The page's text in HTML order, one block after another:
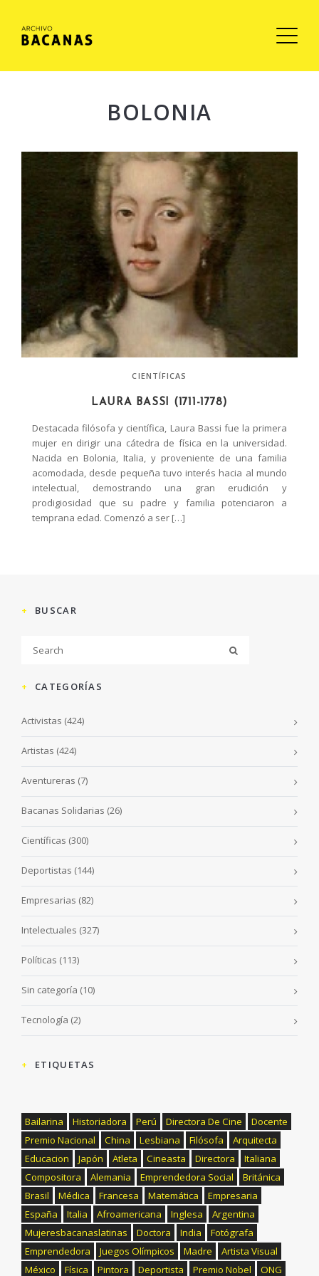
BOLONIA
CIENTÍFICAS
LAURA BASSI (1711-1778)
Destacada filósofa y científica, Laura Bassi fue la primera
mujer en dirigir una cátedra de física en la universidad.
Nacida en Bolonia, Italia, y proveniente de una familia
acomodada, desde pequeña tuvo interés hacia al mundo
intelectual, demostrando una gran erudición y
prodigiosidad que su padre y familia potenciaron a
temprana edad. Comenzó a ser […]
BUSCAR
CATEGORÍAS
Activistas (424)
Artistas (424)
Aventureras (7)
Bacanas Solidarias (26)
Científicas (300)
Deportistas (144)
Empresarias (82)
Intelectuales (327)
Políticas (113)
Sin categoría (10)
Tecnología (2)
ETIQUETAS
Bailarina Historiadora Perú Directora De Cine
Docente
Premio Nacional
China Lesbiana Filósofa
Arquitecta
Educacion
Japón Atleta Cineasta Directora
Italiana
Compositora
Alemania Emprendedora Social
Británica
Brasil
Médica Francesa Matemática
Empresaria
España
Italia Afroamericana Inglesa
Argentina
Mujeresbacanaslatinas
Doctora India
Fotógrafa
Emprendedora
Juegos Olímpicos Madre
Artista Visual
México
Física Pintora Deportista Premio Nobel ONG